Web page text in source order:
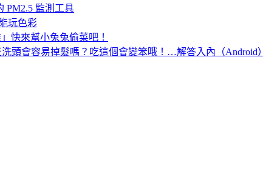
PM2.5 監測工具
玩色彩
快來幫小兔兔偷菜吧！
頭會容易掉髮嗎？吃這個會變笨哦！…解答入內（Android）